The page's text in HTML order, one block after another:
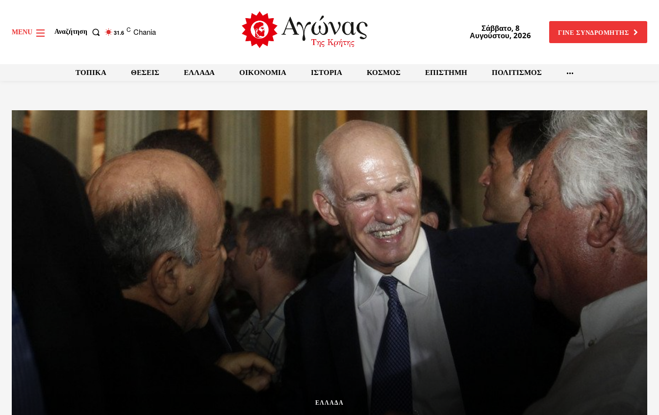
MENU Αναζήτηση 31.6 C Chania Σάββατο, 8
Αυγούστου, 2026 ΓΙΝΕ ΣΥΝΔΡΟΜΗΤΗΣ
ΤΟΠΙΚΑ ΘΕΣΕΙΣ ΕΛΛΑΔΑ OIKONOMIA ΙΣΤΟΡΙΑ ΚΟΣΜΟΣ ΕΠΙΣΤΗΜΗ ΠΟΛΙΤΙΣΜΟΣ
ΕΛΛΑΔΑ